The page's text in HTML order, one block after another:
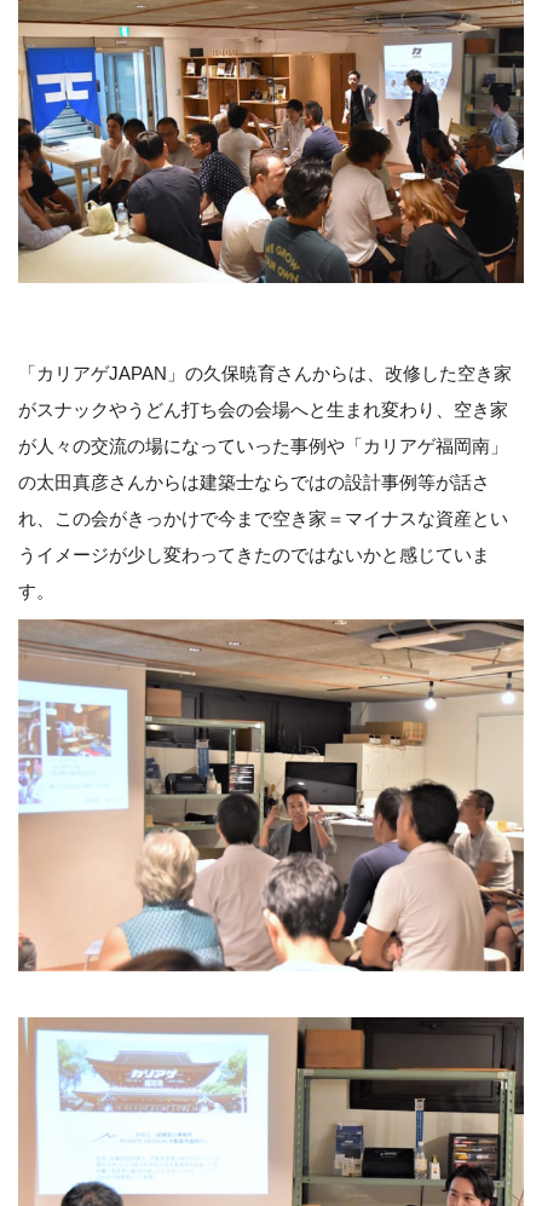
「カリアゲJAPAN」の久保暁育さんからは、改修した空き家
がスナックやうどん打ち会の会場へと生まれ変わり、空き家
が人々の交流の場になっていった事例や「カリアゲ福岡南」
の太田真彦さんからは建築士ならではの設計事例等が話さ
れ、この会がきっかけで今まで空き家＝マイナスな資産とい
うイメージが少し変わってきたのではないかと感じていま
す。